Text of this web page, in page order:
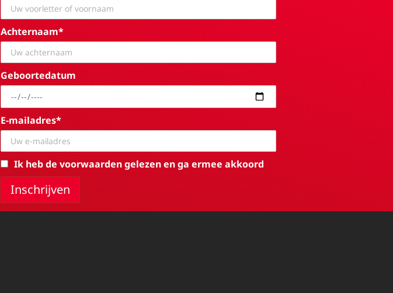
Achternaam*
Geboortedatum
E-mailadres*
Ik heb de voorwaarden gelezen en ga ermee akkoord